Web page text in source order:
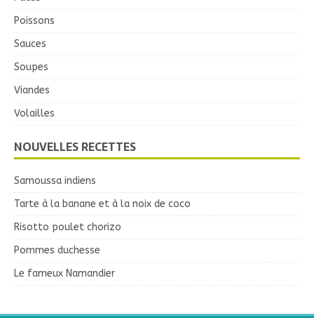
Poissons
Sauces
Soupes
Viandes
Volailles
NOUVELLES RECETTES
Samoussa indiens
Tarte à la banane et à la noix de coco
Risotto poulet chorizo
Pommes duchesse
Le fameux Namandier